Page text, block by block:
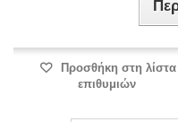
Προσθήκη στη λίστα
επιθυμιών